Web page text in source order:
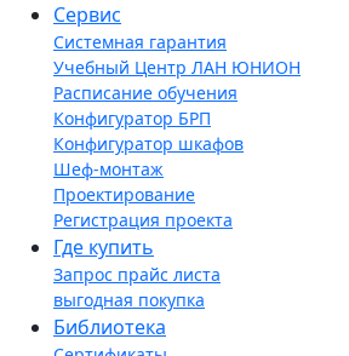
Сервис
Системная гарантия
Учебный Центр ЛАН ЮНИОН
Расписание обучения
Конфигуратор БРП
Конфигуратор шкафов
Шеф-монтаж
Проектирование
Регистрация проекта
Где купить
Запрос прайс листа
выгодная покупка
Библиотека